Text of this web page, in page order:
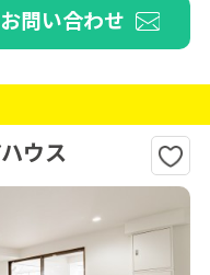
お問い合わせ
ウス